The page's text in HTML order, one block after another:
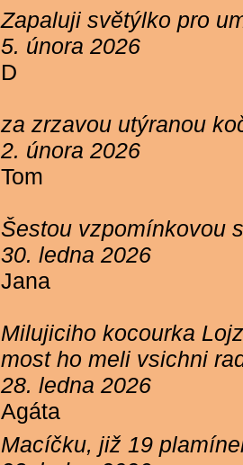
Zapaluji světýlko pro
5. února 2026
D
za zrzavou utýranou
2. února 2026
Tom
Šestou vzpomínkovou
30. ledna 2026
Jana
Milujiciho kocourka
most ho meli vsichni
28. ledna 2026
Agáta
Macíčku, již 19